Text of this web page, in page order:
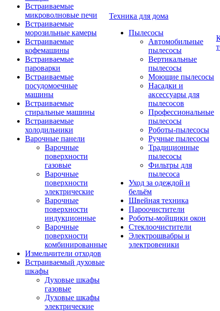
Встраиваемые
микроволновые печи
Встраиваемые
морозильные камеры
Встраиваемые
кофемашины
Встраиваемые
пароварки
Встраиваемые
посудомоечные
машины
Встраиваемые
стиральные машины
Встраиваемые
холодильники
Варочные панели
Варочные
поверхности
газовые
Варочные
поверхности
электрические
Варочные
поверхности
индукционные
Варочные
поверхности
комбинированные
Измельчители отходов
Встраиваемый духовые
шкафы
Духовые шкафы
газовые
Духовые шкафы
электрические
Техника для дома
Пылесосы
Автомобильные
пылесосы
Вертикальные
пылесосы
Моющие пылесосы
Насадки и
аксессуары для
пылесосов
Профессиональные
пылесосы
Роботы-пылесосы
Ручные пылесосы
Традиционные
пылесосы
Фильтры для
пылесоса
Уход за одеждой и
бельём
Швейная техника
Пароочистители
Роботы-мойщики окон
Стеклоочистители
Электрошвабры и
электровеники